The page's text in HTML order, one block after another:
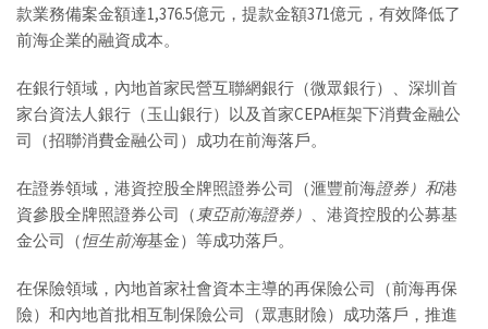
款業務備案金額達1,376.5億元，提款金額371億元，有效降低了
前海企業的融資成本。
在銀行領域，內地首家民營互聯網銀行（微眾銀行）、深圳首
家台資法人銀行（玉山銀行）以及首家CEPA框架下消費金融公
司（招聯消費金融公司）成功在前海落戶。
在證券領域，港資控股全牌照證券公司（滙豐前海證券）和港
資參股全牌照證券公司（東亞前海證券） 、港資控股的公募基
金公司（恒生前海基金）等成功落戶。
在保險領域，內地首家社會資本主導的再保險公司（前海再保
險）和內地首批相互制保險公司（眾惠財險）成功落戶，推進